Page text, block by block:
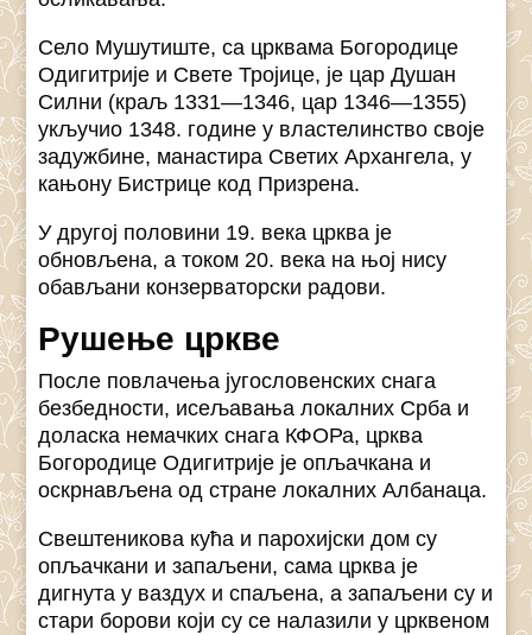
Село Мушутиште, са црквама Богородице
Одигитрије и Свете Тројице, је цар Душан
Силни (краљ 1331—1346, цар 1346—1355)
укључио 1348. године у властелинство своје
задужбине, манастира Светих Архангела, у
кањону Бистрице код Призрена.
У другој половини 19. века црква је
обновљена, а током 20. века на њој нису
обављани конзерваторски радови.
Рушење цркве
После повлачења југословенских снага
безбедности, исељавања локалних Срба и
доласка немачких снага КФОРа, црква
Богородице Одигитрије је опљачкана и
оскрнављена од стране локалних Албанаца.
Свештеникова кућа и парохијски дом су
опљачкани и запаљени, сама црква је
дигнута у ваздух и спаљена, а запаљени су и
стари борови који су се налазили у црквеном